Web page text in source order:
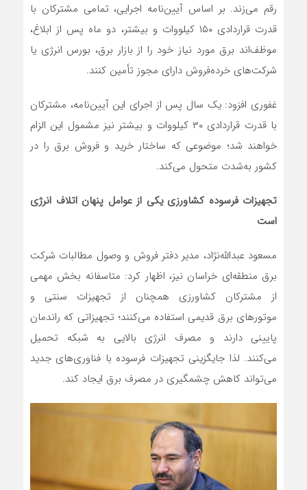
رقم می‌زند. بر اساس آیین‌نامه اجرایی، تمامی مشترکان با
قدرت قراردادی ۱۵۰ کیلووات و بیشتر، دو ماه پس از ابلاغ،
موظف‌اند برق مورد نیاز خود را از بازار برق، بورس انرژی یا
شرکت‌های خرده‌فروش دارای مجوز تأمین کنند.
غفوری افزود: یک سال پس از اجرای این آیین‌نامه، مشترکان
با قدرت قراردادی ۳۰ کیلووات و بیشتر نیز مشمول این الزام
خواهند شد؛ موضوعی که ساختار خرید و فروش برق را در
کشور به‌شدت متحول می‌کند.
تجهیزات فرسوده کشاورزی یکی از عوامل پنهان اتلاف انرژی
است
مسعود عبدالله‌نژاد، مدیر دفتر فروش و وصول مطالبات شرکت
برق منطقه‌ای خراسان نیز، اظهار کرد: متاسفانه بخش مهمی
از مشترکان کشاورزی همچنان از تجهیزات سنتی و
موتورهای برق قدیمی استفاده می‌کنند؛ تجهیزاتی که راندمان
پایینی دارند و مصرف انرژی بالایی به شبکه تحمیل
می‌کنند. لذا جایگزینی تجهیزات فرسوده با فناوری‌های جدید
می‌تواند کاهش چشمگیری در مصرف برق ایجاد کند.